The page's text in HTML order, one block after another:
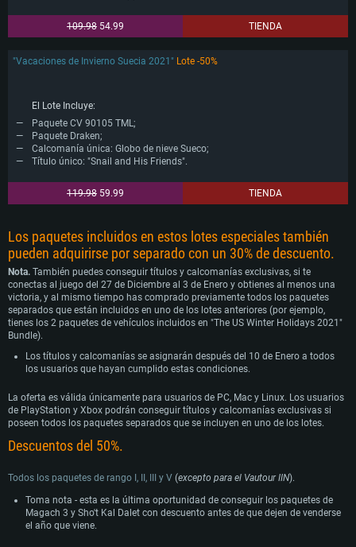
109.98 54.99 TIENDA
"Vacaciones de Invierno Suecia 2021" Lote -50%
El Lote Incluye:
Paquete CV 90105 TML;
Paquete Draken;
Calcomanía única: Globo de nieve Sueco;
Título único: "Snail and His Friends".
119.98 59.99 TIENDA
Los paquetes incluidos en estos lotes especiales también
pueden adquirirse por separado con un 30% de descuento.
Nota. También puedes conseguir títulos y calcomanías exclusivas, si te
conectas al juego del 27 de Diciembre al 3 de Enero y obtienes al menos una
victoria, y al mismo tiempo has comprado previamente todos los paquetes
separados que están incluidos en uno de los lotes anteriores (por ejemplo,
tienes los 2 paquetes de vehículos incluidos en "The US Winter Holidays 2021"
Bundle).
Los títulos y calcomanías se asignarán después del 10 de Enero a todos
los usuarios que hayan cumplido estas condiciones.
La oferta es válida únicamente para usuarios de PC, Mac y Linux. Los usuarios
de PlayStation y Xbox podrán conseguir títulos y calcomanías exclusivas si
poseen todos los paquetes separados que se incluyen en uno de los lotes.
Descuentos del 50%.
Todos los paquetes de rango I, II, III y V (excepto para el Vautour IIN).
Toma nota - esta es la última oportunidad de conseguir los paquetes de
Magach 3 y Sho't Kal Dalet con descuento antes de que dejen de venderse
el año que viene.